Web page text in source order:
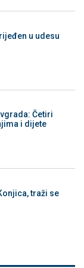
u udesu
Četiri
i dijete
traži se